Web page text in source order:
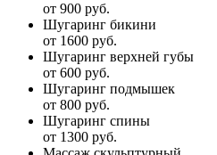
от 900 руб.
Шугаринг бикини
от 1600 руб.
Шугаринг верхней губы
от 600 руб.
Шугаринг подмышек
от 800 руб.
Шугаринг спины
от 1300 руб.